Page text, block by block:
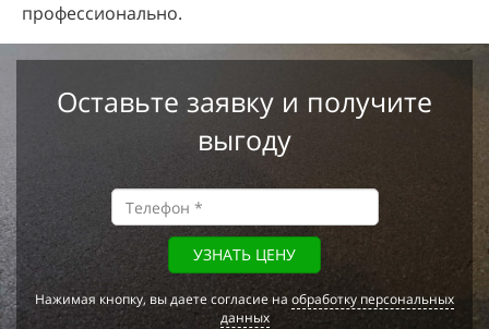
профессионально.
Оставьте заявку и получите
выгоду
УЗНАТЬ ЦЕНУ
Нажимая кнопку, вы даете согласие на обработку персональных
данных